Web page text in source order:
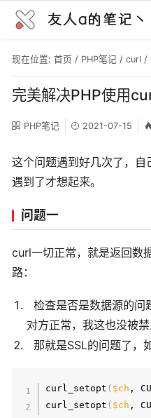
友人a的笔记丶
现在位置: 首页 / PHP笔记 / curl /
完美解决PHP使用
PHP笔记 2021-07-15
这个问题遇到好几次了，
遇到了才想起来。
问题一
curl一切正常，就是返回数
路：
检查是否是数据源的问
对方正常，我这也没被禁
那就是SSL的问题了，
curl_setopt ( $ch ,
curl_setopt ( $ch ,